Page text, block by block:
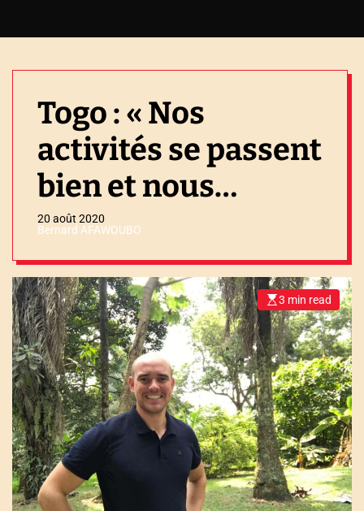
Togo : « Nos
activités se passent
bien et nous
remercions les
autorités pour la
franche
collaboration »
20 août 2020
Bernard AFAWOUBO
E
s
t
i
m
a
t
e
d
r
e
a
d
t
i
m
e
3 min read